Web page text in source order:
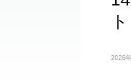
2026